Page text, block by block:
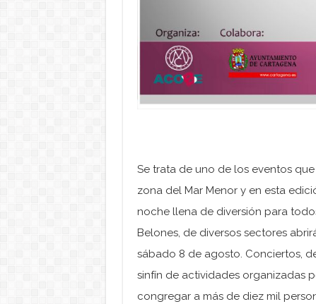
Se trata de uno de los eventos
zona del Mar Menor y en esta
noche llena de diversión para
Belones, de diversos sectores
sábado 8 de agosto. Conciertos,
sinfín de actividades organizadas
congregar a más de diez mil